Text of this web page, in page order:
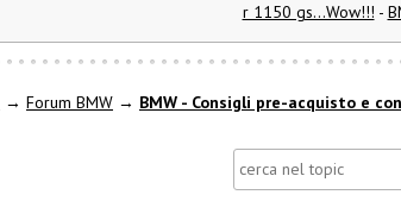
r 1150 gs...Wow!!! -
→ Forum BMW → BMW - Consigli pre-acquisto e